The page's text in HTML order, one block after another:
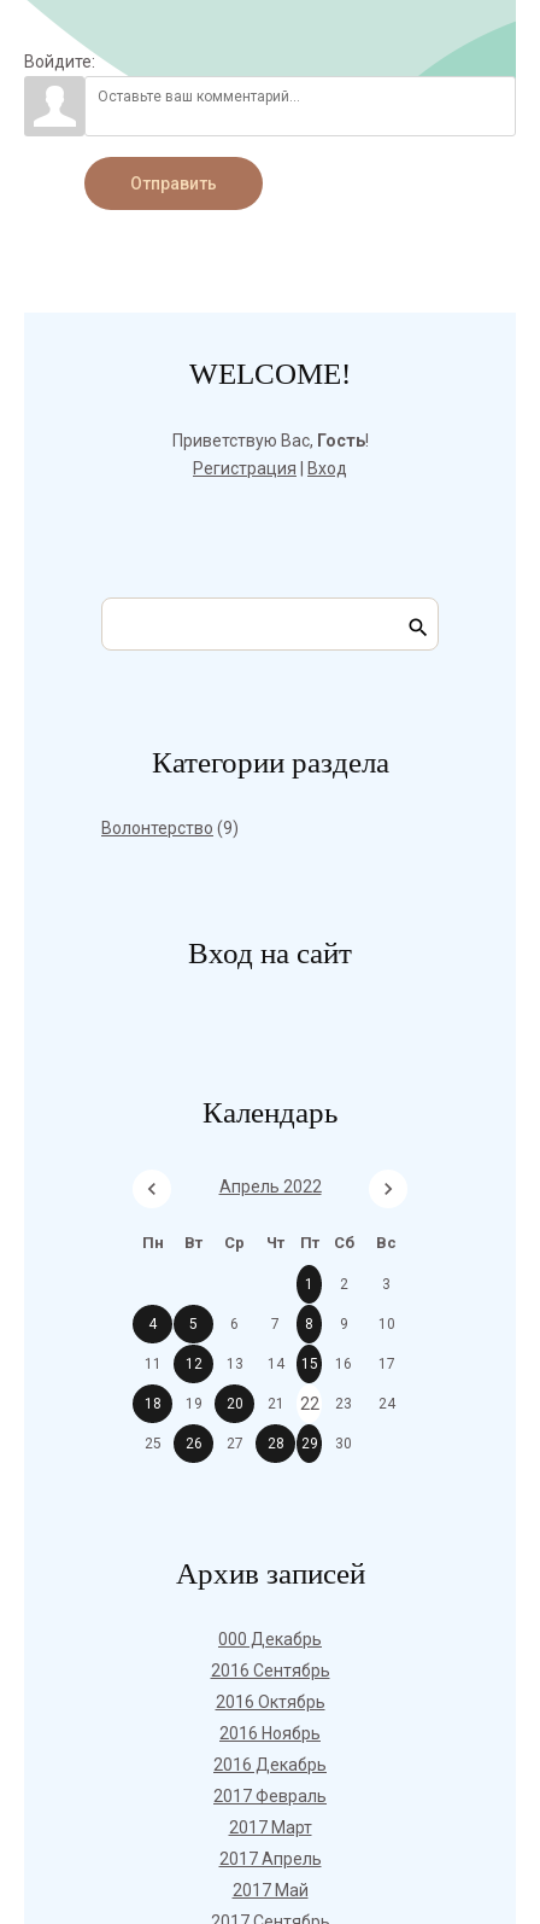
Войдите:
Отправить
WELCOME!
Приветствую Вас, Гость!
Регистрация
Вход
Категории раздела
Волонтерство (9)
Вход на сайт
Календарь
Апрель 2022
Пн Вт Ср Чт Пт Сб Вс
1 2 3
4 5 6 7 8 9 10
11 12 13 14 15 16 17
18 19 20 21 22 23 24
25 26 27 28 29 30
Архив записей
000 Декабрь
2016 Сентябрь
2016 Октябрь
2016 Ноябрь
2016 Декабрь
2017 Февраль
2017 Март
2017 Апрель
2017 Май